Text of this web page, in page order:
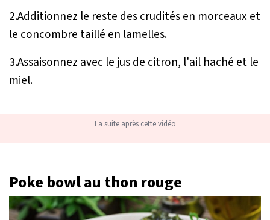
2.Additionnez le reste des crudités en morceaux et
le concombre taillé en lamelles.
3.Assaisonnez avec le jus de citron, l'ail haché et le
miel.
La suite après cette vidéo
Poke bowl au thon rouge